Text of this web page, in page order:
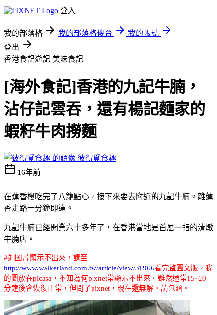
登入
我的部落格 我的部落格後台
我的帳號
登出
香港食記遊記 美味食記
[海外食記]香港的九記牛腩，
沾仔記雲吞，還有楊記麵家的
蝦籽牛肉撈麵
彼得覓食趣
16年前
在蓮香樓吃完了八籠點心，接下來要去附近的九記牛腩。離蓮
香走路一分鐘即達。
九記牛腩已經開業六十多年了，在香港當地是首屈一指的清燉
牛腩店。
#如圖片顯示不出來，請至
http://www.walkerland.com.tw/article/view/31966看完整圖文版。我
的圖放在picasa，不知為何pixnet常顯示不出來。雖然通常15~20
分鐘後會恢復正常，但問了pixnet，現在還無解。請包涵。